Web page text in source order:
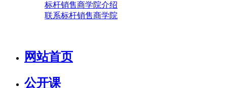
标杆销售商学院介绍
联系标杆销售商学院
网站首页
公开课